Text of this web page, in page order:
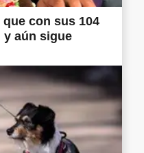
con sus 104
y aún sigue